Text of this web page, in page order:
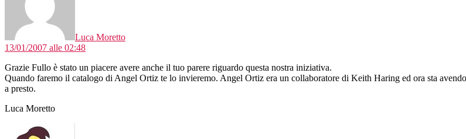
Luca Moretto
13/01/2007 alle 02:48
Grazie Fullo è stato un piacere avere anche il tuo parere riguardo questa nostra iniziativa.
Quando faremo il catalogo di Angel Ortiz te lo invieremo. Angel Ortiz era un collaboratore di Keith Haring ed ora sta
a presto.
Luca Moretto